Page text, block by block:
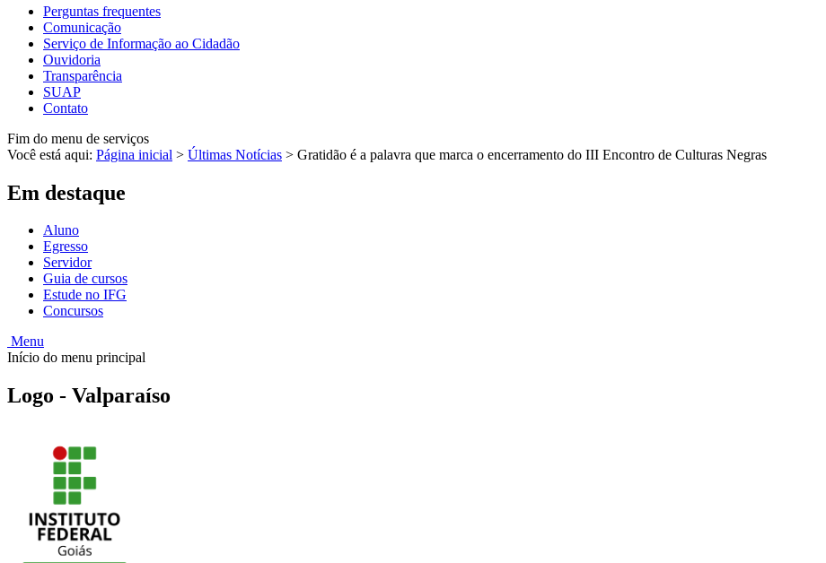
Perguntas frequentes
Comunicação
Serviço de Informação ao Cidadão
Ouvidoria
Transparência
SUAP
Contato
Fim do menu de serviços
Você está aqui: Página inicial > Últimas Notícias > Gratidão é a palavra que marca o encerramento do III Encontro de Culturas Negras
Em destaque
Aluno
Egresso
Servidor
Guia de cursos
Estude no IFG
Concursos
Menu
Início do menu principal
Logo - Valparaíso